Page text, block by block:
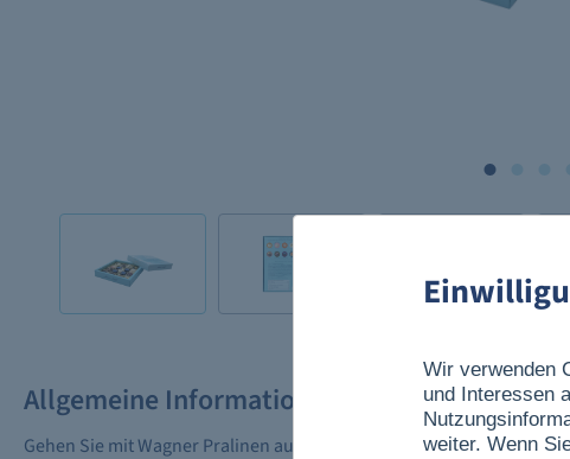
Allgemeine Informationen
Gehen Sie mit Wagner Pralinen auf eine geschmackvolle Weltreise
Wir verwenden
und Interessen
weiter. Wenn